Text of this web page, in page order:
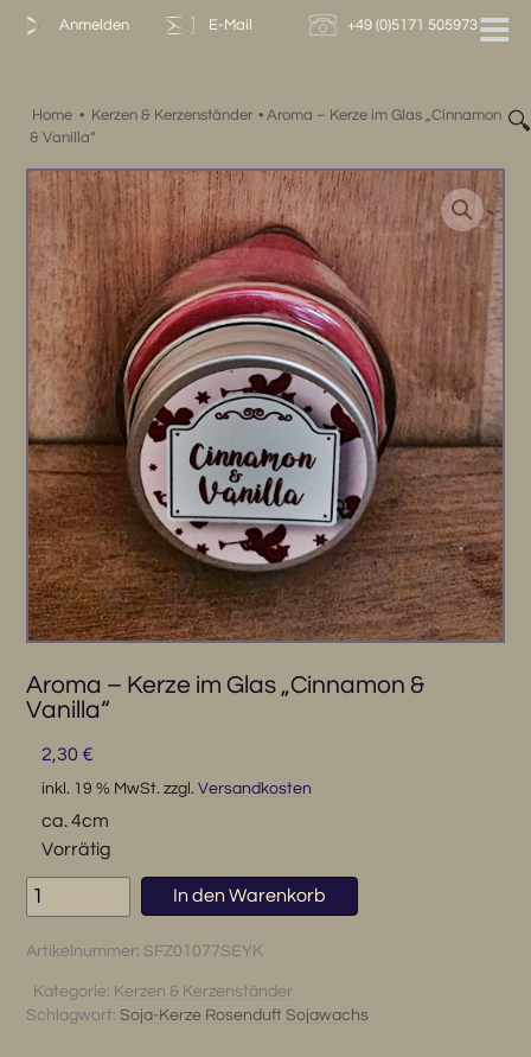
Zum
Anmelden E-Mail +49 (0)5171 505973
Home • Kerzen & Kerzenständer •Aroma – Kerze im Glas „Cinnamon
& Vanilla“
🔍
Aroma – Kerze im Glas „Cinnamon &
Vanilla“
2,30 €
inkl. 19 % MwSt. zzgl. Versandkosten
ca. 4cm
Vorrätig
Aroma
-
Kerze
Glas
"Cinnamon
In den Warenkorb
Artikelnummer: SFZ01077SEYK
Kategorie: Kerzen & Kerzenständer
Schlagwort:Soja-Kerze Rosenduft Sojawachs